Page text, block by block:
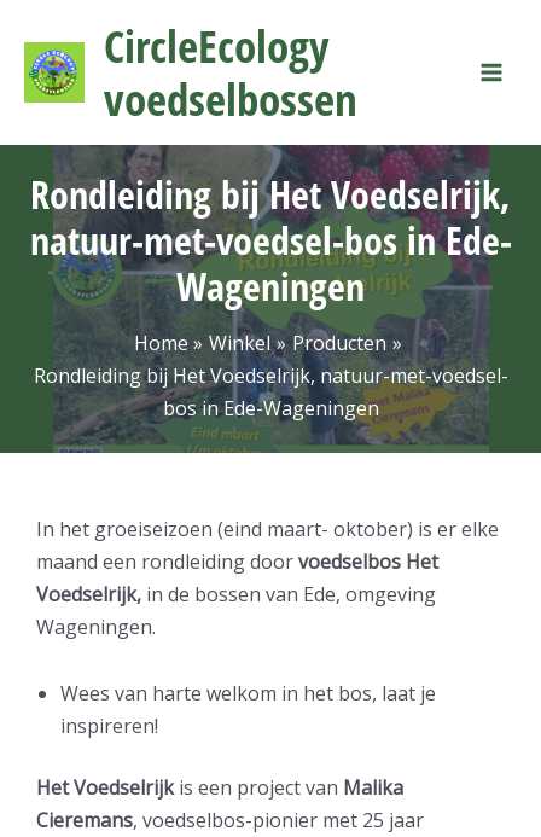
naar
CircleEcology
voedselbossen
Rondleiding bij Het Voedselrijk,
natuur-met-voedsel-bos in Ede-
Wageningen
Home Winkel
Producten
Rondleiding bij Het Voedselrijk, natuur-met-voedsel-
bos in Ede-Wageningen
In het groeiseizoen (eind maart- oktober) is er elke
maand een rondleiding doorvoedselbos Het
Voedselrijk, in de bossen van Ede, omgeving
Wageningen.
Wees van harte welkom in het bos, laat je
inspireren!
Het Voedselrijkis een project van Malika
Cieremans, voedselbos-pionier met 25 jaar